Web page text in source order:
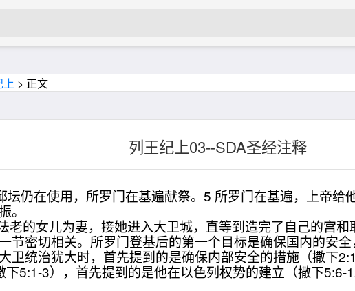
上 > 正文
列王纪上03--SDA圣经注释
仍在使用，所罗门在基遍献祭。5 所罗门在基遍，上帝
。
老的女儿为妻，接她进入大卫城，直等到造完了自己的宫和
密切相关。所罗门登基后的第一个目标是确保国内的安
卫统治犹大时，首先提到的是确保内部安全的措施（撒下
5:1-3），首先提到的是他在以色列权势的建立（撒下